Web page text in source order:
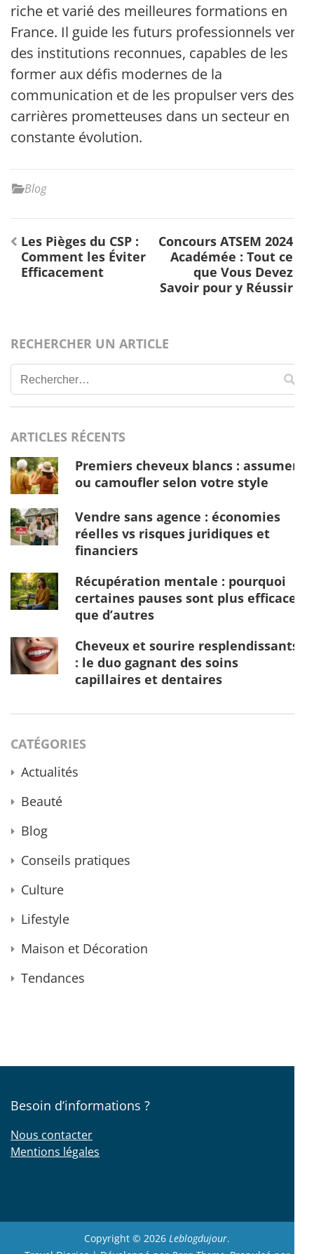
riche et varié des meilleures formations en
France. Il guide les futurs professionnels vers
des institutions reconnues, capables de les
former aux défis modernes de la
communication et de les propulser vers des
carrières prometteuses dans un secteur en
constante évolution.
Blog
Navigation
de
l’article
Les Pièges du CSP :
Comment les Éviter
Efficacement
Concours ATSEM 2024
Académée : Tout ce
que Vous Devez
Savoir pour y Réussir
RECHERCHER UN ARTICLE
Rechercher :
ARTICLES RÉCENTS
Premiers cheveux blancs : assumer
ou camoufler selon votre style
Vendre sans agence : économies
réelles vs risques juridiques et
financiers
Récupération mentale : pourquoi
certaines pauses sont plus efficaces
que d’autres
Cheveux et sourire resplendissants
: le duo gagnant des soins
capillaires et dentaires
CATÉGORIES
Actualités
Beauté
Blog
Conseils pratiques
Culture
Lifestyle
Maison et Décoration
Tendances
Besoin d’informations ?
Nous contacter
Mentions légales
Copyright © 2026 Leblogdujour.